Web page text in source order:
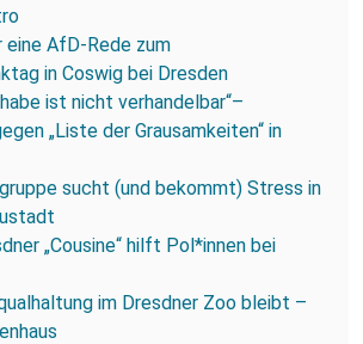
eine AfD-Rede zum
in Coswig bei Dresden
ist nicht verhandelbar“–
„Liste der Grausamkeiten“ in
sucht (und bekommt) Stress in
„Cousine“ hilft Pol*innen bei
im Dresdner Zoo bleibt –